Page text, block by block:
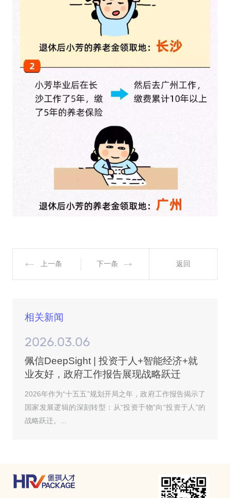
上一条 下一条 返回
相关新闻
2026.03.06
佩信DeepSight | 投资于人+智能经济+就
业友好，政府工作报告展现战略跃迁
2026年作为“十五五”规划开局之年，政府工作报告揭示了
国家发展逻辑的深刻转型：从“投资于物”向“投资于人”的
战略跃迁。...